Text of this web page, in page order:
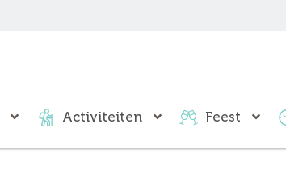
Activiteiten Feest